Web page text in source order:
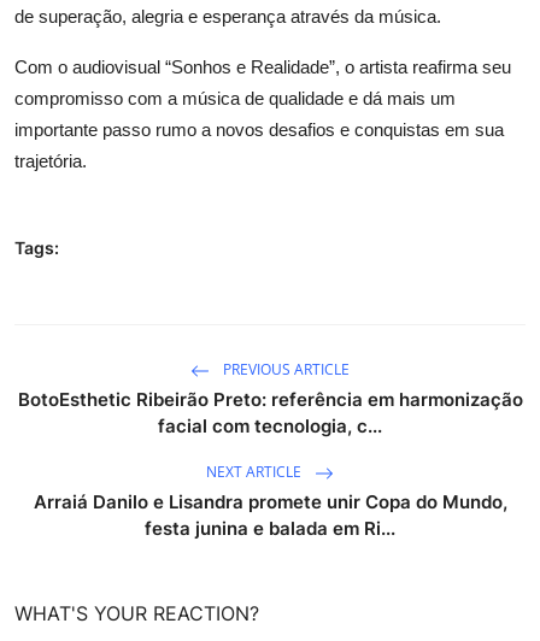
de superação, alegria e esperança através da música.
Com o audiovisual “Sonhos e Realidade”, o artista reafirma seu
compromisso com a música de qualidade e dá mais um
importante passo rumo a novos desafios e conquistas em sua
trajetória.
Tags:
PREVIOUS ARTICLE
BotoEsthetic Ribeirão Preto: referência em harmonização
facial com tecnologia, c...
NEXT ARTICLE
Arraiá Danilo e Lisandra promete unir Copa do Mundo,
festa junina e balada em Ri...
WHAT'S YOUR REACTION?